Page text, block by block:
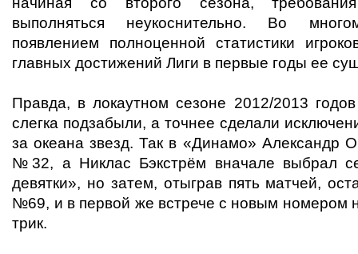
выполняться неукоснительно. Во
появлением полноценной статистики
главных достижений Лиги в первые годы ее
Правда, в локаутном сезоне 2012/2013
слегка подзабыли, а точнее сделали
за океана звезд. Так в «Динамо» Александр
№32, а Никлас Бэкстрём вначале выбрал
девятки», но затем, отыграв пять матчей,
№69, и в первой же встрече с новым номером
трик.